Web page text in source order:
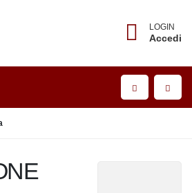
LOGIN
Accedi